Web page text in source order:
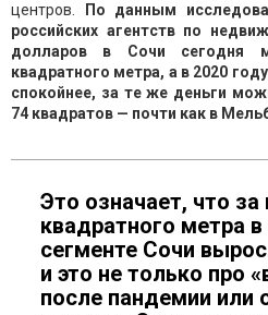
центров.
По данным
российских агентств по
долларов в Сочи сегодня
квадратного метра, а в 2020
спокойнее, за те же деньги
74 квадратов — почти как в
Это означает, что за
квадратного метра
сегменте Сочи
и это не только про
после пандемии или